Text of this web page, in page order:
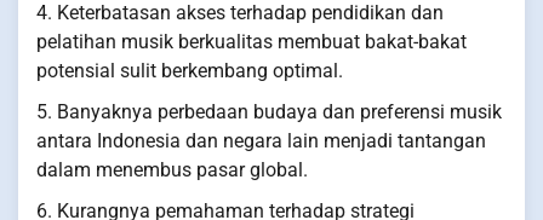
4. Keterbatasan akses terhadap pendidikan dan
pelatihan musik berkualitas membuat bakat-bakat
potensial sulit berkembang optimal.
5. Banyaknya perbedaan budaya dan preferensi musik
antara Indonesia dan negara lain menjadi tantangan
dalam menembus pasar global.
6. Kurangnya pemahaman terhadap strategi